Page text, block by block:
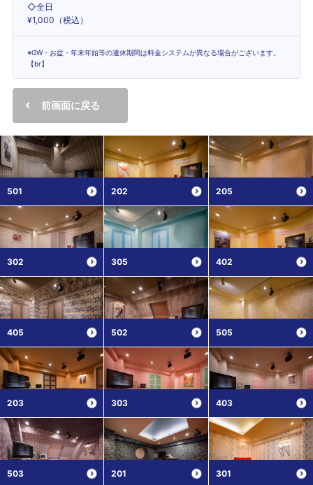
◇全日
¥1,000（税込）
※GW・お盆・年末年始等の連休期間は料金システムが異なる場合がございます。
【br】
前画面に戻る
501 202 205
302 305 402
405 502 505
203 303 403
503 201 301